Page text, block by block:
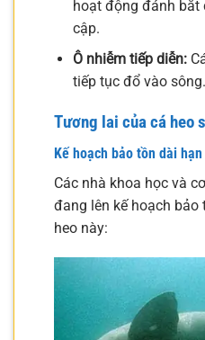
hoạt động đánh bắt
cập.
Ô nhiễm tiếp diễn:
tiếp tục đổ vào sông.
Tương lai của cá heo
Kế hoạch bảo tồn dài hạn
Các nhà khoa học và
đang lên kế hoạch
heo này: